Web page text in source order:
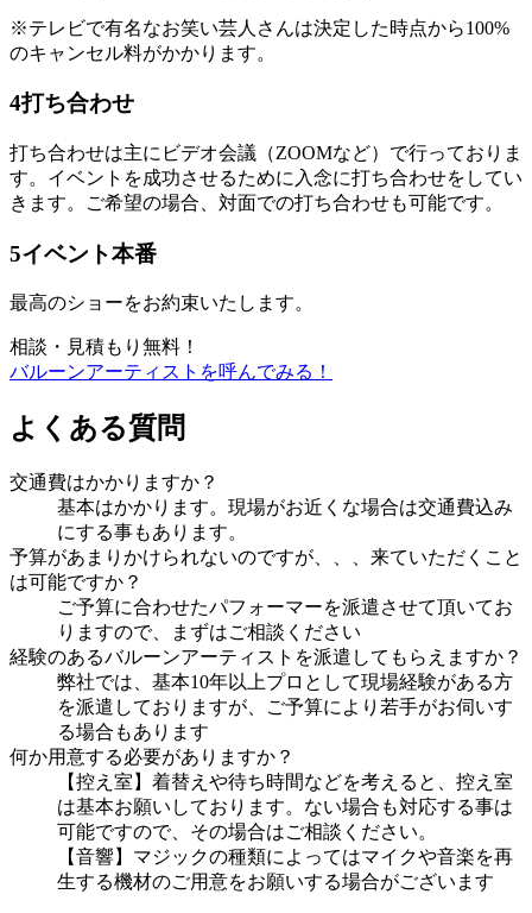
※テレビで有名なお笑い芸人さんは決定した時点から100%
のキャンセル料がかかります。
4打ち合わせ
打ち合わせは主にビデオ会議（ZOOMなど）で行っておりま
す。イベントを成功させるために入念に打ち合わせをしてい
きます。ご希望の場合、対面での打ち合わせも可能です。
5イベント本番
最高のショーをお約束いたします。
相談・見積もり無料！
バルーンアーティストを呼んでみる！
よくある質問
交通費はかかりますか？
基本はかかります。現場がお近くな場合は交通費込み
にする事もあります。
予算があまりかけられないのですが、、、来ていただくこと
は可能ですか？
ご予算に合わせたパフォーマーを派遣させて頂いてお
りますので、まずはご相談ください
経験のあるバルーンアーティストを派遣してもらえますか？
弊社では、基本10年以上プロとして現場経験がある方
を派遣しておりますが、ご予算により若手がお伺いす
る場合もあります
何か用意する必要がありますか？
【控え室】着替えや待ち時間などを考えると、控え室
は基本お願いしております。ない場合も対応する事は
可能ですので、その場合はご相談ください。
【音響】マジックの種類によってはマイクや音楽を再
生する機材のご用意をお願いする場合がございます